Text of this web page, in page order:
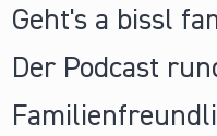
Geht's a bissl
Der Podcast